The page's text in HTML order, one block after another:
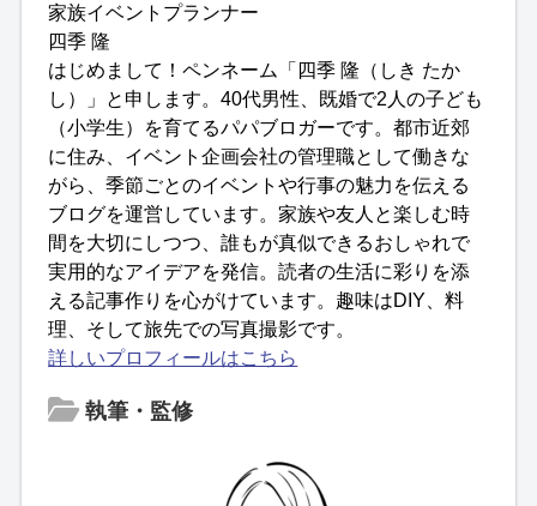
家族イベントプランナー
四季 隆
はじめまして！ペンネーム「四季 隆（しき たか
し）」と申します。40代男性、既婚で2人の子ども
（小学生）を育てるパパブロガーです。都市近郊
に住み、イベント企画会社の管理職として働きな
がら、季節ごとのイベントや行事の魅力を伝える
ブログを運営しています。家族や友人と楽しむ時
間を大切にしつつ、誰もが真似できるおしゃれで
実用的なアイデアを発信。読者の生活に彩りを添
える記事作りを心がけています。趣味はDIY、料
理、そして旅先での写真撮影です。
詳しいプロフィールはこちら
執筆・監修